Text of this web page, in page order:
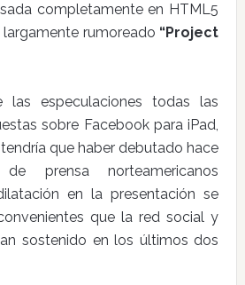
completamente en HTML5
rumoreado “Project
especulaciones todas las
sobre Facebook para iPad,
que haber debutado hace
prensa norteamericanos
en la presentación se
que la red social y
sostenido en los últimos dos